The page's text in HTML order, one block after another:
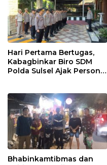
Hari Pertama Bertugas,
Kabagbinkar Biro SDM
Polda Sulsel Ajak Personel
Bhabinkamtibmas dan